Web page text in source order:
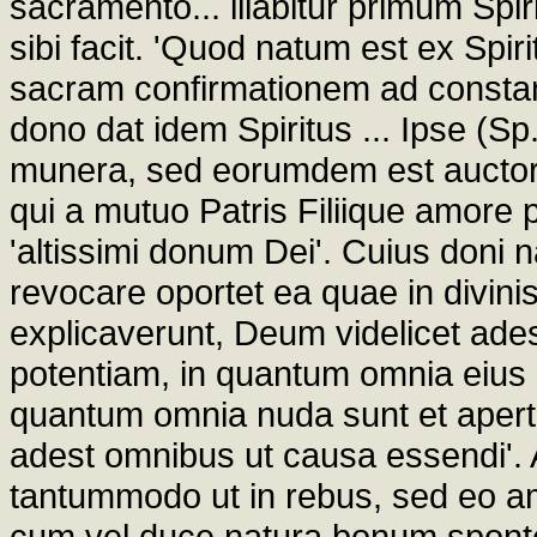
sibi facit. 'Quod natum est ex
sacram confirmationem ad
dono dat idem Spiritus ... Ipse
munera, sed eorumdem est
qui a mutuo Patris Filiique amore
'altissimi donum Dei'. Cuius doni
revocare oportet ea quae in
explicaverunt, Deum videlicet
potentiam, in quantum omnia
quantum omnia nuda sunt et
adest omnibus ut causa
tantummodo ut in rebus, sed eo